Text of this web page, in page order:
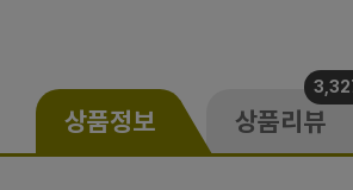
상품정보 상품리뷰